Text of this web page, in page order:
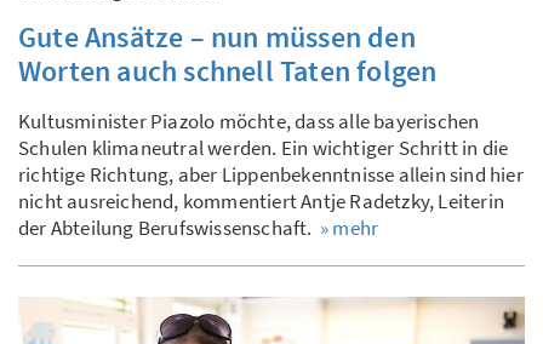
Gute Ansätze – nun müssen den
Worten auch schnell Taten folgen
Kultusminister Piazolo möchte, dass alle bayerischen
Schulen klimaneutral werden. Ein wichtiger Schritt in die
richtige Richtung, aber Lippenbekenntnisse allein sind hier
nicht ausreichend, kommentiert Antje Radetzky, Leiterin
der Abteilung Berufswissenschaft. » mehr